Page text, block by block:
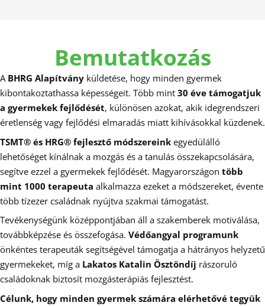
Bemutatkozás
A BHRG Alapítvány küldetése, hogy minden gyermek
kibontakoztathassa képességeit. Több mint 30 éve támogatjuk
a gyermekek fejlődését, különösen azokat, akik idegrendszeri
éretlenség vagy fejlődési elmaradás miatt kihívásokkal küzdenek.
TSMT® és HRG® fejlesztő módszereink egyedülálló
lehetőséget kínálnak a mozgás és a tanulás összekapcsolására,
segítve ezzel a gyermekek fejlődését. Magyarországon több
mint 1000 terapeuta alkalmazza ezeket a módszereket, évente
több tízezer családnak nyújtva szakmai támogatást.
Tevékenységünk középpontjában áll a szakemberek motiválása,
továbbképzése és összefogása. Védőangyal programunk
önkéntes terapeuták segítségével támogatja a hátrányos helyzetű
gyermekeket, míg a Lakatos Katalin Ösztöndíj rászoruló
családoknak biztosít mozgásterápiás fejlesztést.
Célunk, hogy minden gyermek számára elérhetővé tegyük